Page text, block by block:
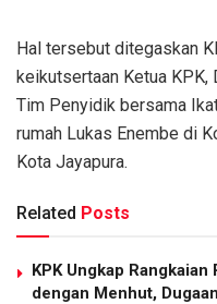
Hal tersebut ditegaskan
keikutsertaan Ketua KPK,
Tim Penyidik bersama
rumah Lukas Enembe di
Kota Jayapura.
Related Posts
KPK Ungkap
dengan Menhut,